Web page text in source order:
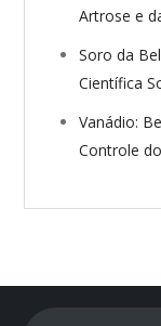
Artrose e
Soro da
Científica
Vanádio:
Controle